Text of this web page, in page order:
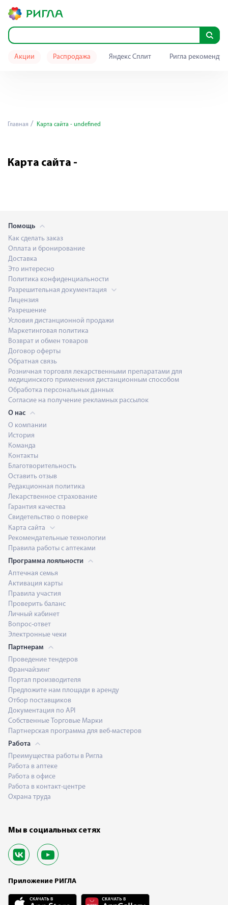
Акции Распродажа Яндекс Сплит Ригла
Главная Карта сайта - undefined
Карта сайта -
Помощь
Как сделать заказ
Оплата и бронирование
Доставка
Это интересно
Политика конфиденциальности
Разрешительная документация
Лицензия
Разрешение
Условия дистанционной продажи
Маркетинговая политика
Возврат и обмен товаров
Договор оферты
Обратная связь
Розничная торговля лекарственными препаратами для
медицинского применения дистанционным способом
Обработка персональных данных
Согласие на получение рекламных рассылок
О нас
О компании
История
Команда
Контакты
Благотворительность
Оставить отзыв
Редакционная политика
Лекарственное страхование
Гарантия качества
Свидетельство о поверке
Карта сайта
Рекомендательные технологии
Правила работы с аптеками
Программа лояльности
Аптечная семья
Активация карты
Правила участия
Проверить баланс
Личный кабинет
Вопрос-ответ
Электронные чеки
Партнерам
Проведение тендеров
Франчайзинг
Портал производителя
Предложите нам площади в аренду
Отбор поставщиков
Документация по API
Собственные Торговые Марки
Партнерская программа для веб-мастеров
Работа
Преимущества работы в Ригла
Работа в аптеке
Работа в офисе
Работа в контакт-центре
Охрана труда
Мы в социальных сетях
Приложение РИГЛА